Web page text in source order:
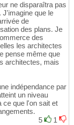
ne disparaîtra pas
J'imagine que le
de
des plans. Je
des
les architectes
pense même que
architectes, mais
indépendance par
un niveau
ce que l'on sait et
5
1